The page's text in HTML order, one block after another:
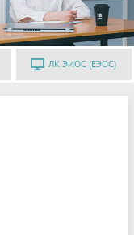
ЛК ЭИОС (ЕЭОС)